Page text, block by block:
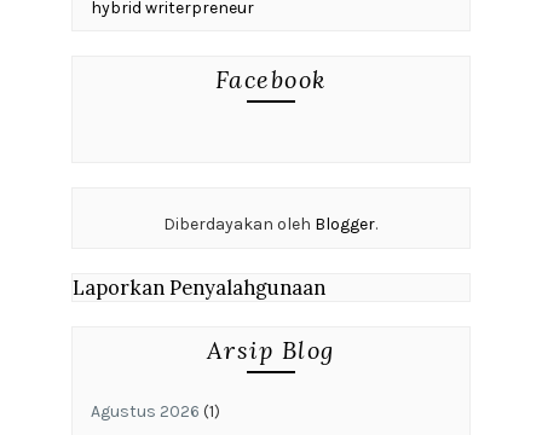
hybrid writerpreneur
Facebook
Diberdayakan oleh Blogger.
Laporkan Penyalahgunaan
Arsip Blog
Agustus 2026 (1)